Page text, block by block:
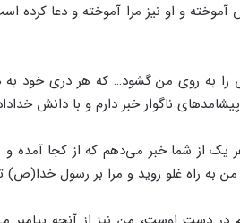
آموخته و او نیز مرا آموخته و دعا کرده
را به روی من گشود… که هر دری خود به
ناگوار خبر دارم و با دانش
یک از شما خبر می‌دهم که از کجا آمده
به راه غلو روید و مرا بر رسول خدا(ص)